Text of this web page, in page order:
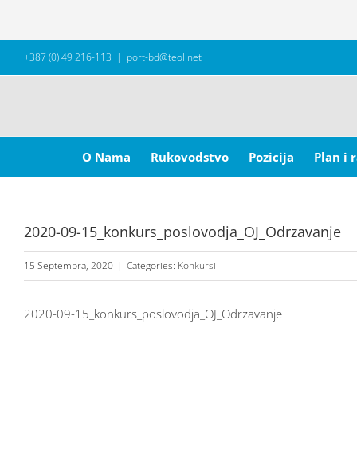
+387 (0) 49 216-113 | port-bd@teol.net
for:
O Nama
Rukovodstvo Pozicija Plan i
2020-09-15_konkurs_poslovodja_OJ_Odrzavanje
15 Septembra, 2020 | Categories: Konkursi
2020-09-15_konkurs_poslovodja_OJ_Odrzavanje